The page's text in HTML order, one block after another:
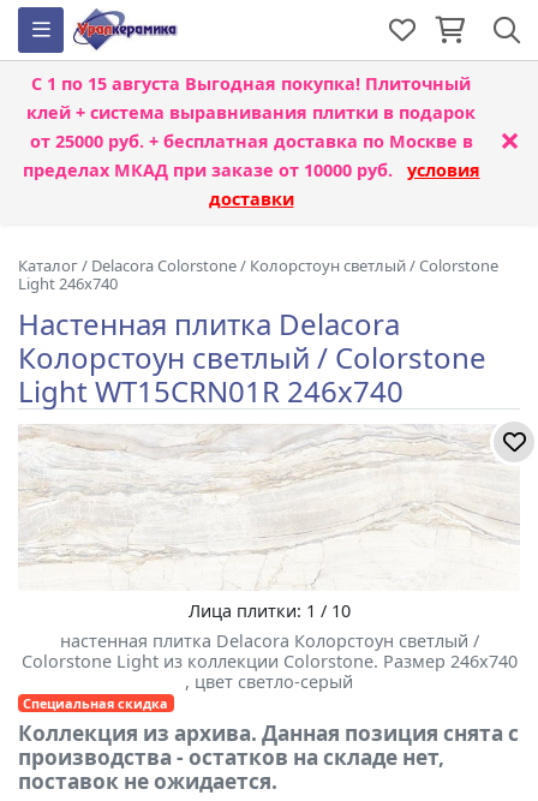
С 1 по 15 августа Выгодная покупка! Плиточный
клей + система выравнивания плитки в подарок
от 25000 руб. + бесплатная доставка по Москве в
пределах МКАД при заказе от 10000 руб. условия
доставки
×
Каталог/ Delacora Colorstone/ Колорстоун светлый / Colorstone
Light 246x740
Настенная плитка Delacora
Колорстоун светлый / Colorstone
Light WT15CRN01R 246x740
Лица плитки: 1 / 10
настенная плитка Delacora Колорстоун светлый /
Colorstone Light из коллекции Colorstone. Размер 246x740
, цвет светло-серый
Специальная скидка
Коллекция из архива. Данная позиция снята с
производства - остатков на складе нет,
поставок не ожидается.